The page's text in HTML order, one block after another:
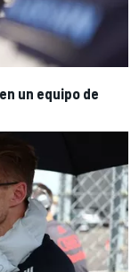
un equipo de